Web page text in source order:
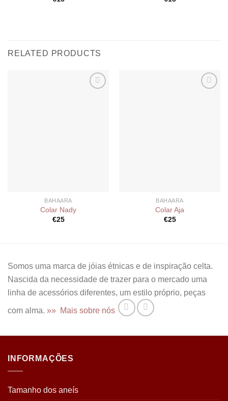
RELATED PRODUCTS
BAHAARA
Colar Nady
€25
BAHAARA
Colar Aja
€25
Somos uma marca de jóias étnicas e de inspiração celta.
Nascida da necessidade de trazer para o mercado uma
linha de acessórios diferentes, um estilo próprio, peças
com alma. »» Mais sobre nós
INFORMAÇÕES
Tamanho dos aneís